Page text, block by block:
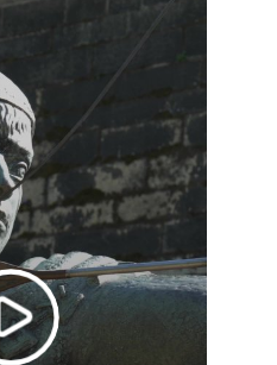
Play